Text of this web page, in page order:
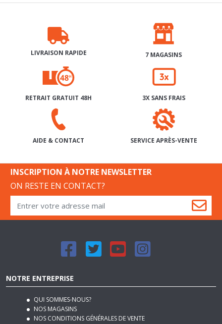
LIVRAISON RAPIDE 7 MAGASINS
RETRAIT GRATUIT 48H 3X SANS FRAIS
AIDE & CONTACT SERVICE APRÈS-VENTE
ON RESTE EN CONTACT?
NOTRE ENTREPRISE
QUI SOMMES-NOUS?
NOS MAGASINS
NOS CONDITIONS GÉNÉRALES DE VENTE
NOS MODES DE LIVRAISON
REJOIGNEZ-NOUS